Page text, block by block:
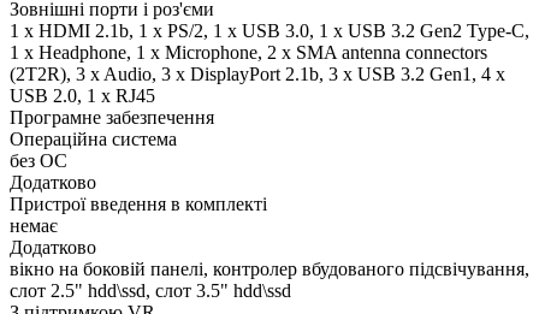
Зовнішні порти і роз'єми
1 x HDMI 2.1b, 1 x PS/2, 1 x USB 3.0, 1 x USB 3.2 Gen2 Type-C,
1 x Нeadphone, 1 х Microphone, 2 x SMA antenna connectors
(2T2R), 3 x Audio, 3 x DisplayPort 2.1b, 3 x USB 3.2 Gen1, 4 x
USB 2.0, 1 x RJ45
Програмне забезпечення
Операційна система
без ОС
Додатково
Пристрої введення в комплекті
немає
Додатково
вікно на боковій панелі, контролер вбудованого підсвічування,
слот 2.5" hdd\ssd, слот 3.5" hdd\ssd